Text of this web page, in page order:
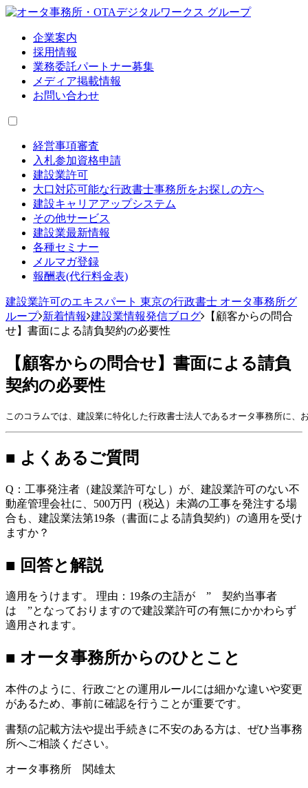
企業案内
採用情報
業務委託パートナー募集
メディア掲載情報
お問い合わせ
経営事項審査
入札参加資格申請
建設業許可
大口対応可能な行政書士事務所をお探しの方へ
建設キャリアアップシステム
その他サービス
建設業最新情報
各種セミナー
メルマガ登録
報酬表(代行料金表)
建設業許可のエキスパート 東京の行政書士 オータ事務所グ
ループ 新着情報 建設業情報発信ブログ
【顧客からの問合
せ】書面による請負契約の必要性
【顧客からの問合せ】書面による請負
契約の必要性
このコラムでは、建設業に特化した行政書士法人であるオータ事務所に
■ よくあるご質問
Q：工事発注者（建設業許可なし）が、建設業許可のない不
動産管理会社に、500万円（税込）未満の工事を発注する場
合も、建設業法第19条（書面による請負契約）の適用を受け
ますか？
■ 回答と解説
適用をうけます。 理由：19条の主語が ” 契約当事者
は ”となっておりますので建設業許可の有無にかかわらず
適用されます。
■ オータ事務所からのひとこと
本件のように、行政ごとの運用ルールには細かな違いや変更
があるため、事前に確認を行うことが重要です。
書類の記載方法や提出手続きに不安のある方は、ぜひ当事務
所へご相談ください。
オータ事務所 関雄太